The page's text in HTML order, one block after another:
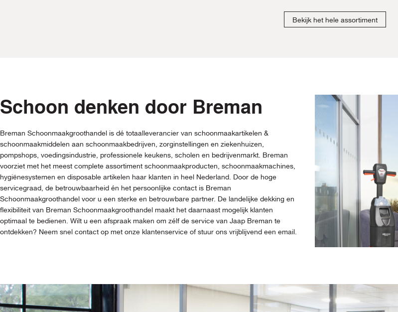
Bekijk het hele assortiment
Schoon denken door Breman
Breman Schoonmaakgroothandel is dé totaalleverancier van schoonmaakartikelen &
schoonmaakmiddelen aan schoonmaakbedrijven, zorginstellingen en ziekenhuizen,
pompshops, voedingsindustrie, professionele keukens, scholen en bedrijvenmarkt. Breman
voorziet met het meest complete assortiment schoonmaakproducten, schoonmaakmachines,
hygiënesystemen en disposable artikelen haar klanten in heel Nederland. Door de hoge
servicegraad, de betrouwbaarheid én het persoonlijke contact is Breman
Schoonmaakgroothandel voor u een sterke en betrouwbare partner. De landelijke dekking en
flexibiliteit van Breman Schoonmaakgroothandel maakt het daarnaast mogelijk klanten
optimaal te bedienen. Wilt u een afspraak maken om zélf de service van Jaap Breman te
ontdekken? Neem snel contact op met onze klantenservice of stuur ons vrijblijvend een email.